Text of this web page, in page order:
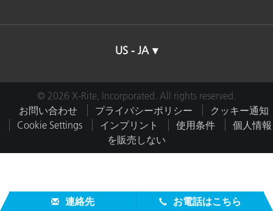
US - JA
© 2026 X-Rite, Incorporated. All rights reserved.
お問い合わせ
プライバシーポリシー
クッキー通知
Cookie Settings
インプリント 使用条件
個人情報
を販売しない
連絡先 お電話はこちら